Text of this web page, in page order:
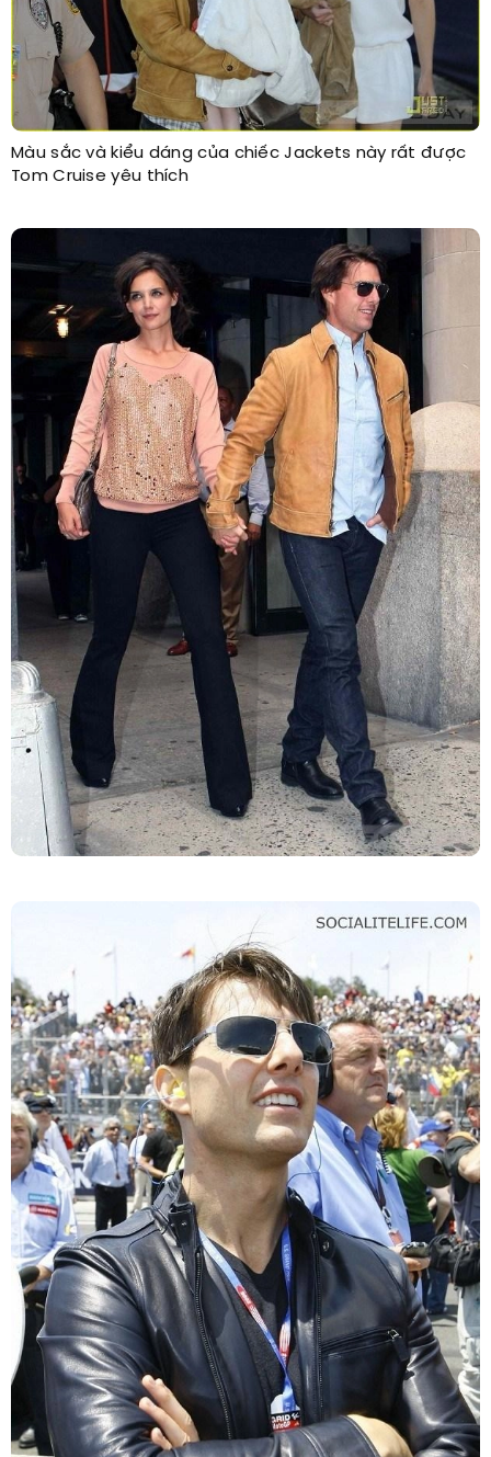
Màu sắc và kiểu dáng của chiếc Jackets này rất được
Tom Cruise yêu thích